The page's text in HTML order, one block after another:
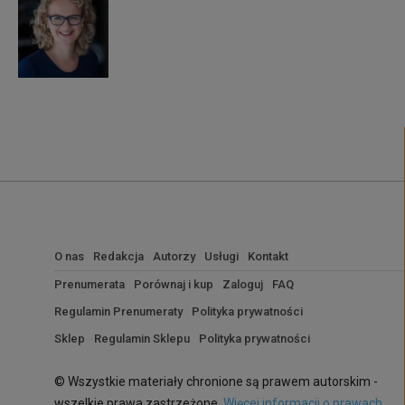
O nas Redakcja Autorzy Usługi Kontakt
Prenumerata Porównaj i kup Zaloguj
FAQ
Regulamin Prenumeraty
Polityka prywatności
Sklep
Regulamin Sklepu Polityka prywatności
© Wszystkie materiały chronione są prawem autorskim -